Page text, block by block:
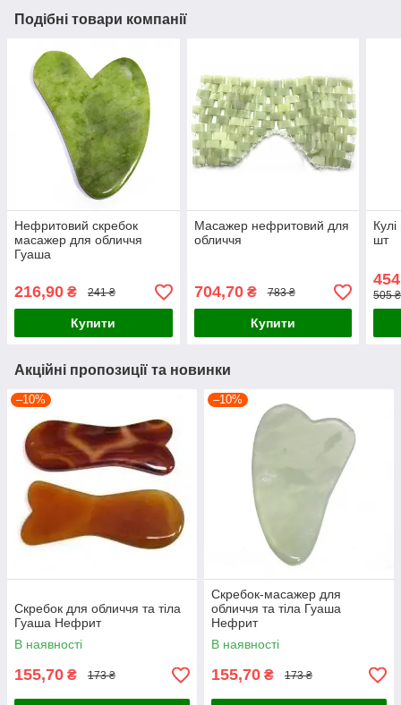
Подібні товари компанії
Нефритовий скребок
масажер для обличчя
Гуаша
216,90 ₴ 241 ₴
Купити
Масажер нефритовий для
обличчя
704,70₴ 783 ₴
Купити
шт
505
Акційні пропозиції та новинки
–10%
Скребок для обличчя та тіла
Гуаша Нефрит
В наявності
155,70 ₴ 173 ₴
–10%
Скребок-масажер для
обличчя та тіла Гуаша
Нефрит
В наявності
155,70 ₴ 173 ₴